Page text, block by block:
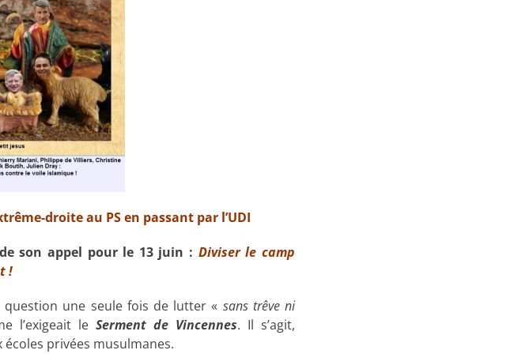
droite au PS en passant par l’UDI
son appel pour le 13 juin : Diviser le camp
!
question une seule fois de lutter « sans trêve ni
l’exigeait le Serment de Vincennes. Il s’agit,
privées musulmanes.